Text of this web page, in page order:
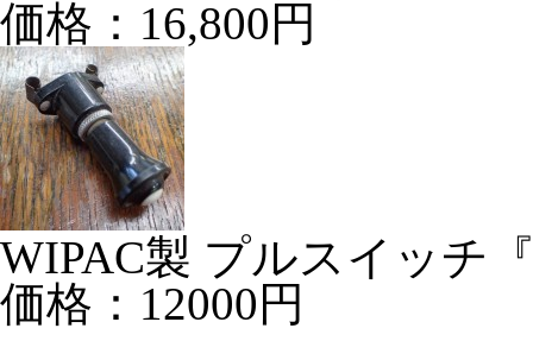
価格：16,800円
WIPAC製 プルスイッチ
価格：12000円